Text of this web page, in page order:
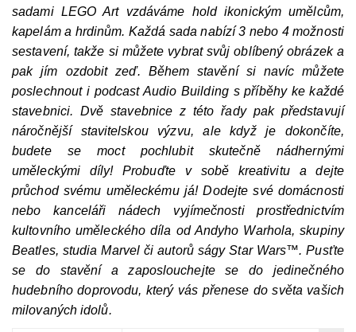
sadami LEGO Art vzdáváme hold ikonickým umělcům,
kapelám a hrdinům. Každá sada nabízí 3 nebo 4 možnosti
sestavení, takže si můžete vybrat svůj oblíbený obrázek a
pak jím ozdobit zeď. Během stavění si navíc můžete
poslechnout i podcast Audio Building s příběhy ke každé
stavebnici. Dvě stavebnice z této řady pak představují
náročnější stavitelskou výzvu, ale když je dokončíte,
budete se moct pochlubit skutečně nádhernými
uměleckými díly! Probuďte v sobě kreativitu a dejte
průchod svému uměleckému já! Dodejte své domácnosti
nebo kanceláři nádech vyjímečnosti prostřednictvím
kultovního uměleckého díla od Andyho Warhola, skupiny
Beatles, studia Marvel či autorů ságy Star Wars™. Pusťte
se do stavění a zaposlouchejte se do jedinečného
hudebního doprovodu, který vás přenese do světa vašich
milovaných idolů.